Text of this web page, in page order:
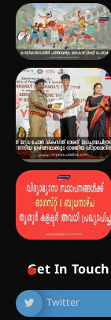
Get In Touch
Twitter